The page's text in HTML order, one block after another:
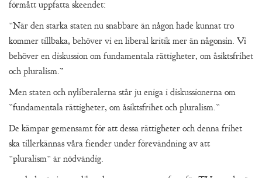
förmått uppfatta skeendet:
”När den starka staten nu snabbare än någon hade kunnat tro
kommer tillbaka, behöver vi en liberal kritik mer än någonsin. Vi
behöver en diskussion om fundamentala rättigheter, om åsiktsfrihet
och pluralism.”
Men staten och nyliberalerna står ju eniga i diskussionerna om
”fundamentala rättigheter, om åsiktsfrihet och pluralism.”
De kämpar gemensamt för att dessa rättigheter och denna frihet
ska tillerkännas våra fiender under förevändning av att
”pluralism” är nödvändig.